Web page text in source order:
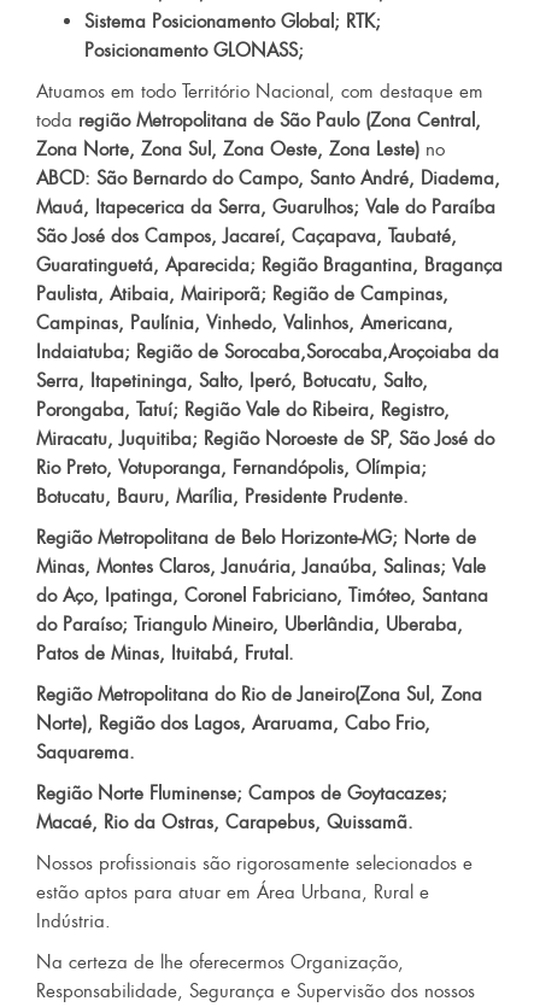
Sistema Posicionamento Global; RTK;
Posicionamento GLONASS;
Atuamos em todo Território Nacional, com destaque em
toda região Metropolitana de São Paulo (Zona Central,
Zona Norte, Zona Sul, Zona Oeste, Zona Leste) no
ABCD: São Bernardo do Campo, Santo André, Diadema,
Mauá, Itapecerica da Serra, Guarulhos; Vale do Paraíba
São José dos Campos, Jacareí, Caçapava, Taubaté,
Guaratinguetá, Aparecida; Região Bragantina, Bragança
Paulista, Atibaia, Mairiporã; Região de Campinas,
Campinas, Paulínia, Vinhedo, Valinhos, Americana,
Indaiatuba; Região de Sorocaba,Sorocaba,Aroçoiaba da
Serra, Itapetininga, Salto, Iperó, Botucatu, Salto,
Porongaba, Tatuí; Região Vale do Ribeira, Registro,
Miracatu, Juquitiba; Região Noroeste de SP, São José do
Rio Preto, Votuporanga, Fernandópolis, Olímpia;
Botucatu, Bauru, Marília, Presidente Prudente.
Região Metropolitana de Belo Horizonte-MG; Norte de
Minas, Montes Claros, Januária, Janaúba, Salinas; Vale
do Aço, Ipatinga, Coronel Fabriciano, Timóteo, Santana
do Paraíso; Triangulo Mineiro, Uberlândia, Uberaba,
Patos de Minas, Ituitabá, Frutal.
Região Metropolitana do Rio de Janeiro(Zona Sul, Zona
Norte), Região dos Lagos, Araruama, Cabo Frio,
Saquarema.
Região Norte Fluminense; Campos de Goytacazes;
Macaé, Rio da Ostras, Carapebus, Quissamã.
Nossos profissionais são rigorosamente selecionados e
estão aptos para atuar em Área Urbana, Rural e
Indústria.
Na certeza de lhe oferecermos Organização,
Responsabilidade, Segurança e Supervisão dos nossos